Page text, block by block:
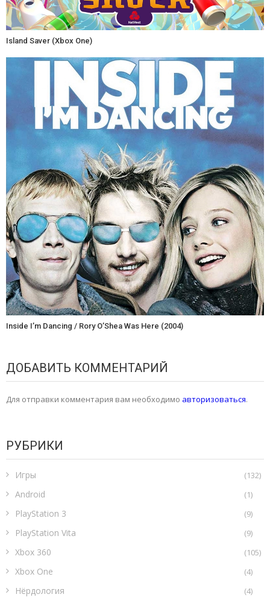
Island Saver (Xbox One)
Inside I’m Dancing / Rory O’Shea Was Here (2004)
ДОБАВИТЬ КОММЕНТАРИЙ
Для отправки комментария вам необходимо авторизоваться.
РУБРИКИ
Игры (132)
Android (1)
PlayStation 3 (9)
PlayStation Vita (9)
Xbox 360 (105)
Xbox One (4)
Нёрдология (4)